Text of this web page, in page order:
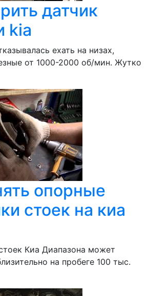
датчик
kia
ехать на низах,
от 1000-2000 об/мин. Жутко
опорные
стоек на киа
Киа Диапазона может
на пробеге 100 тыс.